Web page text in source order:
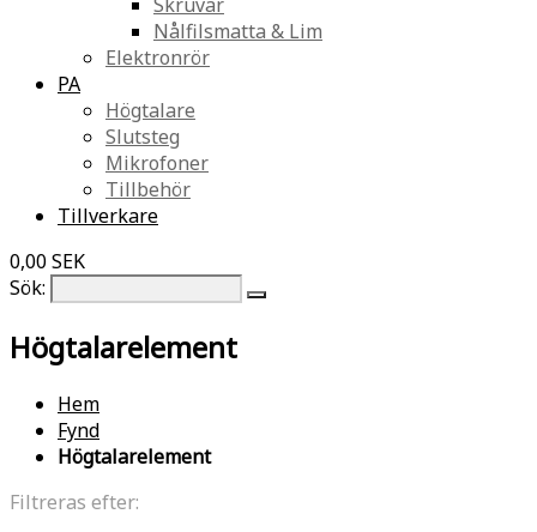
Nålfilsmatta & Lim
Elektronrör
PA
Högtalare
Slutsteg
Mikrofoner
Tillbehör
Tillverkare
0,00 SEK
Sök:
Högtalarelement
Hem
Fynd
Högtalarelement
Filtreras efter: